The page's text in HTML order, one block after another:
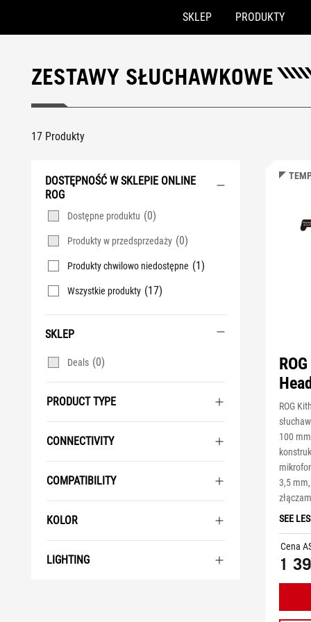
Accessibility links
SKLEP PRODUKTY
ZESTAWY SŁUCHAWKOWE
17 Produkty
DOSTĘPNOŚĆ W SKLEPIE ONLINE
ROG
Dostępne produktu (0)
Produkty w przedsprzedaży (0)
Produkty chwilowo niedostępne (1)
Wszystkie produkty (17)
SKLEP
Deals (0)
PRODUCT TYPE
CONNECTIVITY
COMPATIBILITY
KOLOR
LIGHTING
ROG
100
3,5
SEE
Cena
1